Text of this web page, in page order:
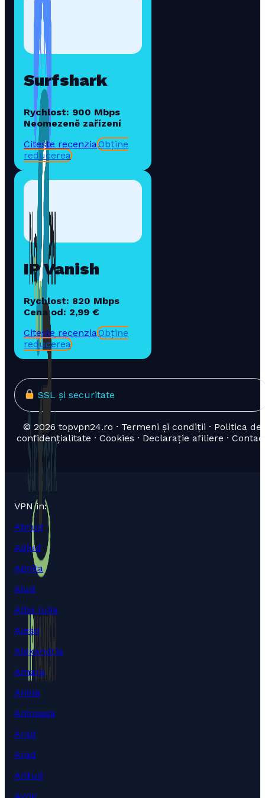
Surfshark
Rychlost: 900 Mbps
Neomezeně zařízení
Citește recenziaObține
reducerea
IP Vanish
Rychlost: 820 Mbps
Cena od: 2,99 €
Citește recenziaObține
reducerea
SSL și securitate
© 2026 topvpn24.ro · Termeni și condiții · Politica de
confidențialitate · Cookies · Declarație afiliere ·
VPN in:
Abrud
Adjud
Agnita
Aiud
Alba Iulia
Aleșd
Alexandria
Amara
Anina
Aninoasa
Arad
Arad
Ardud
Avrig